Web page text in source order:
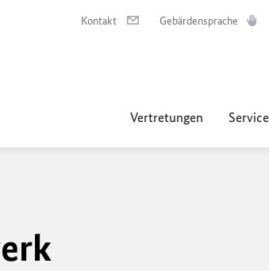
Kontakt Gebärdensprache
Vertretungen Service